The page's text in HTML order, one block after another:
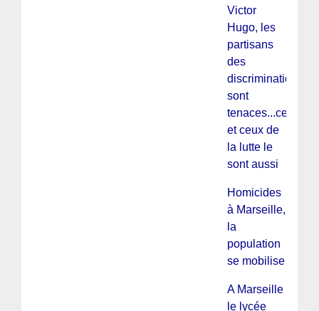
Victor
Hugo, les
partisans
des
discriminations
sont
tenaces...celles
et ceux de
la lutte le
sont aussi
Homicides
à Marseille,
la
population
se mobilise
A Marseille
le lycée